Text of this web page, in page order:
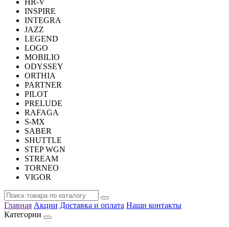
HR-V
INSPIRE
INTEGRA
JAZZ
LEGEND
LOGO
MOBILIO
ODYSSEY
ORTHIA
PARTNER
PILOT
PRELUDE
RAFAGA
S-MX
SABER
SHUTTLE
STEP WGN
STREAM
TORNEO
VIGOR
Главная Акции Доставка и оплата Наши контакты
Категории